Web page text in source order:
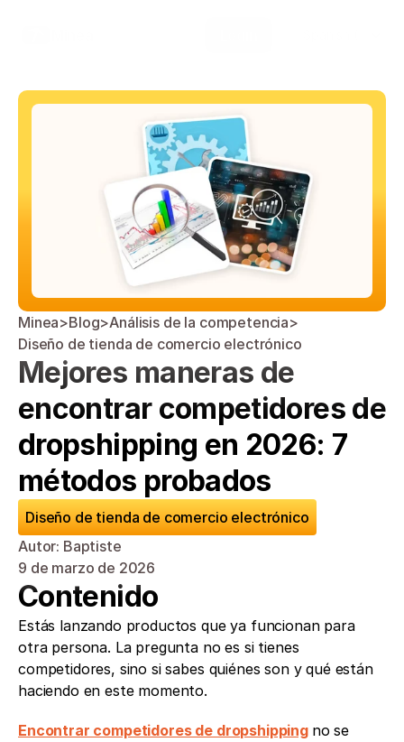
Minea>Blog>Análisis de la competencia>
Diseño de tienda de comercio electrónico
Mejores maneras de
encontrar competidores de
dropshipping en 2026: 7
métodos probados
Diseño de tienda de comercio electrónico
Autor: Baptiste
9 de marzo de 2026
Contenido
Estás lanzando productos que ya funcionan para
otra persona. La pregunta no es si tienes
competidores, sino si sabes quiénes son y qué están
haciendo en este momento.
Encontrar competidores de dropshipping no se